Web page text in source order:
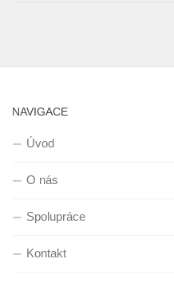
NAVIGACE
Úvod
O nás
Spolupráce
Kontakt